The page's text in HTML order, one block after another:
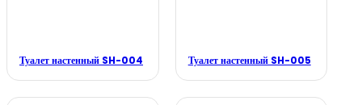
Туалет настенный SH-004 Туалет настенный SH-005